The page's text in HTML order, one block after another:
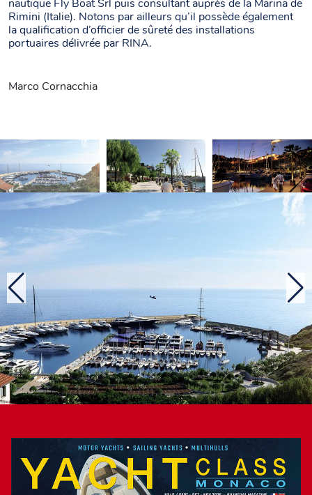
nautique Fly Boat Srl puis consultant auprès de la Marina de
Rimini (Italie). Notons par ailleurs qu’il possède également
la qualification d’officier de sûreté des installations
portuaires délivrée par RINA.
Marco Cornacchia